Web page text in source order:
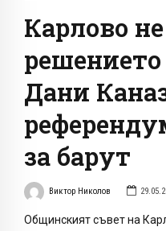
Карлово
Дани
за барут
Виктор Николов
Общинският съвет на